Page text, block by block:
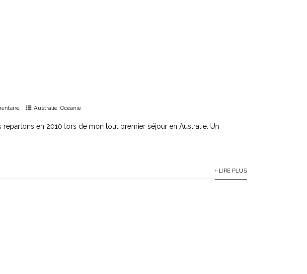
Australie, Océanie
en 2010 lors de mon tout premier séjour en Australie. Un
+ LIRE PLUS